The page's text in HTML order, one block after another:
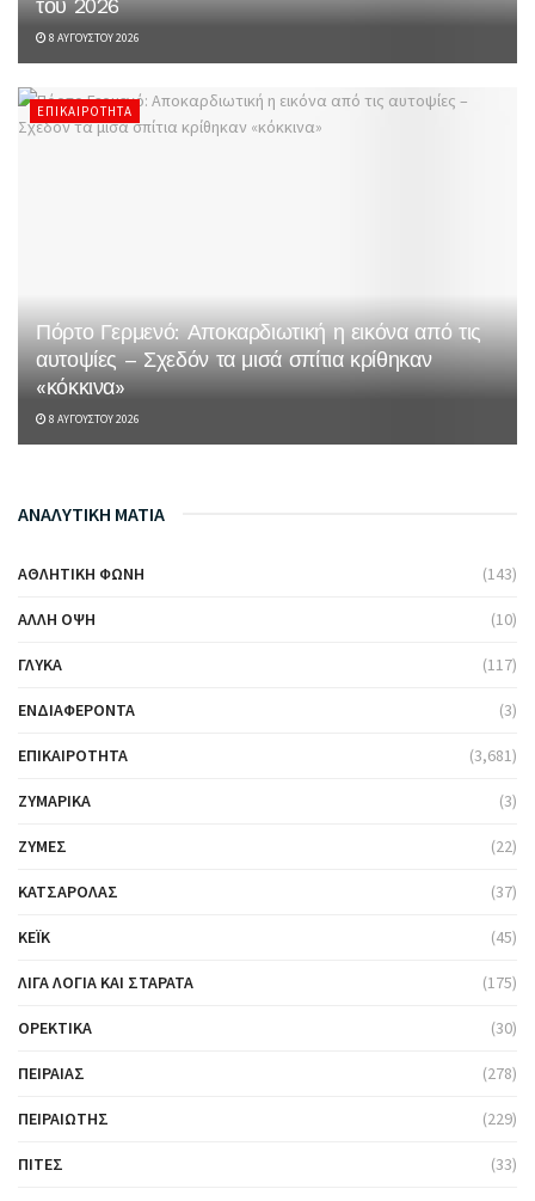
του 2026
8 ΑΥΓΟΎΣΤΟΥ 2026
ΕΠΙΚΑΙΡΌΤΗΤΑ
Πόρτο Γερμενό: Αποκαρδιωτική η εικόνα από τις
αυτοψίες – Σχεδόν τα μισά σπίτια κρίθηκαν
«κόκκινα»
8 ΑΥΓΟΎΣΤΟΥ 2026
ΑΝΑΛΥΤΙΚΗ ΜΑΤΙΑ
ΑΘΛΗΤΙΚΉ ΦΩΝΉ (143)
ΆΛΛΗ ΌΨΗ (10)
ΓΛΥΚΆ (117)
ΕΝΔΙΑΦΈΡΟΝΤΑ (3)
ΕΠΙΚΑΙΡΌΤΗΤΑ (3,681)
ΖΥΜΑΡΙΚΆ (3)
ΖΎΜΕΣ (22)
ΚΑΤΣΑΡΌΛΑΣ (37)
ΚΈΙΚ (45)
ΛΊΓΑ ΛΌΓΙΑ ΚΑΙ ΣΤΑΡΆΤΑ (175)
ΟΡΕΚΤΙΚΆ (30)
ΠΕΙΡΑΙΆΣ (278)
ΠΕΙΡΑΙΏΤΗΣ (229)
ΠΊΤΕΣ (33)